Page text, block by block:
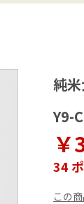
純
Y9-
￥
34
この